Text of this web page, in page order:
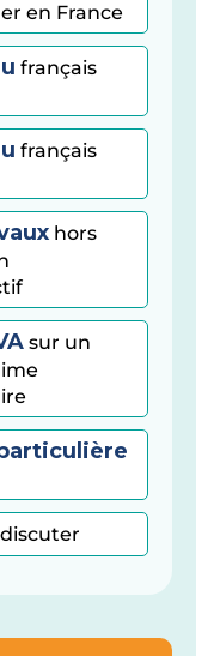
en France
hors
sur un